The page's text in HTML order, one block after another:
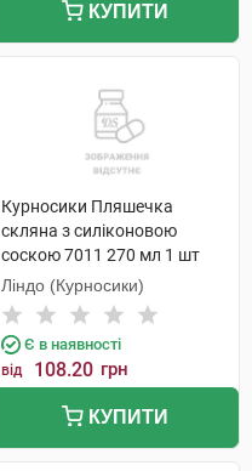
КУПИТИ
Курносики Пляшечка
скляна з силіконовою
соскою 7011 270 мл 1 шт
Ліндо (Курносики)
Є в наявності
від 108.20 грн
КУПИТИ